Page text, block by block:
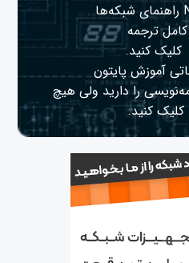
کامل ترجمه
کلیک کنید.
آموزش پایتون
را دارید ولی هیچ
کلیک کنید.